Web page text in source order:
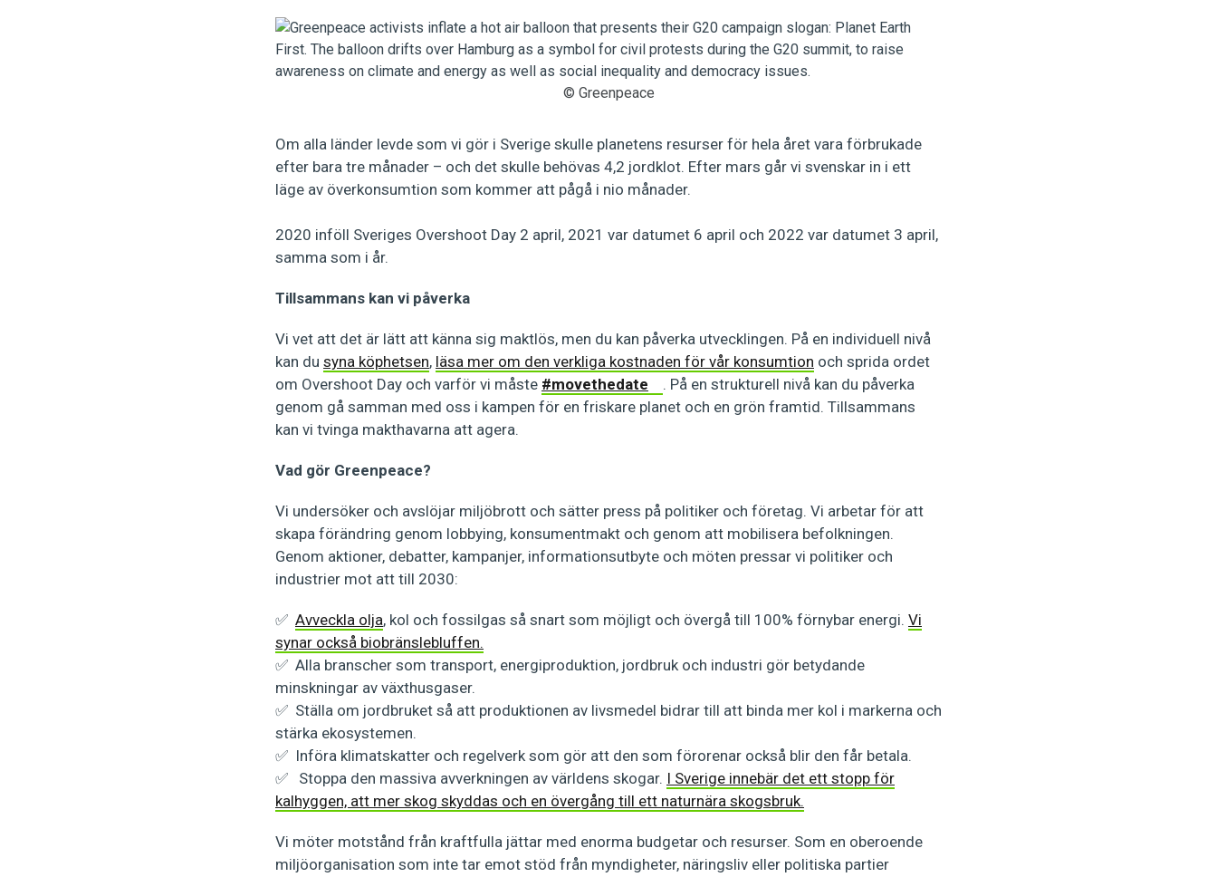
© Greenpeace
Om alla länder levde som vi gör i Sverige skulle planetens resurser för hela året vara förbrukade
efter bara tre månader – och det skulle behövas 4,2 jordklot. Efter mars går vi svenskar in i ett
läge av överkonsumtion som kommer att pågå i nio månader.
2020 inföll Sveriges Overshoot Day 2 april, 2021 var datumet 6 april och 2022 var datumet 3 april,
samma som i år.
Tillsammans kan vi påverka
Vi vet att det är lätt att känna sig maktlös, men du kan påverka utvecklingen. På en individuell nivå
kan du syna köphetsen, läsa mer om den verkliga kostnaden för vår konsumtion och sprida ordet
om Overshoot Day och varför vi måste #movethedate
. På en strukturell nivå kan du påverka
genom gå samman med oss i kampen för en friskare planet och en grön framtid. Tillsammans
kan vi tvinga makthavarna att agera.
Vad gör Greenpeace?
Vi undersöker och avslöjar miljöbrott och sätter press på politiker och företag. Vi arbetar för att
skapa förändring genom lobbying, konsumentmakt och genom att mobilisera befolkningen.
Genom aktioner, debatter, kampanjer, informationsutbyte och möten pressar vi politiker och
industrier mot att till 2030:
✅ Avveckla olja, kol och fossilgas så snart som möjligt och övergå till 100% förnybar energi. Vi
synar också biobränslebluffen.
✅ Alla branscher som transport, energiproduktion, jordbruk och industri gör betydande
minskningar av växthusgaser.
✅ Ställa om jordbruket så att produktionen av livsmedel bidrar till att binda mer kol i markerna och
stärka ekosystemen.
✅ Införa klimatskatter och regelverk som gör att den som förorenar också blir den får betala.
✅ Stoppa den massiva avverkningen av världens skogar. I Sverige innebär det ett stopp för
kalhyggen, att mer skog skyddas och en övergång till ett naturnära skogsbruk.
Vi möter motstånd från kraftfulla jättar med enorma budgetar och resurser. Som en oberoende
miljöorganisation som inte tar emot stöd från myndigheter, näringsliv eller politiska partier